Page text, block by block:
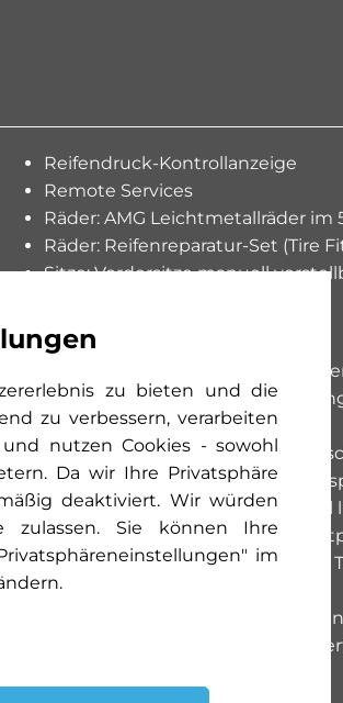
zu bieten und die
zu verbessern, verarbeiten
nutzen Cookies - sowohl
Da wir Ihre Privatsphäre
deaktiviert. Wir würden
Sie können Ihre
im
Reifendruck-Kontrollanzeige
Remote Services
Räder: AMG Leichtmetallräder im
Räder: Reifenreparatur-Set (Tire
Sitze: Vordersitze manuell
Assist: PRE-SAFE
Assist:
Dachhimmel schwarz
Dekor: Zierelemente Holz Linde
Digitales 10-Zoll-
Innenspiegel und
Kabelloses Ladesystem für
Klima: Klimatisierungsautomatik
Lackierung: Metallic-Lackierung
Licht: Adaptiver Fernlicht-
Licht: MULTIBEAM LED